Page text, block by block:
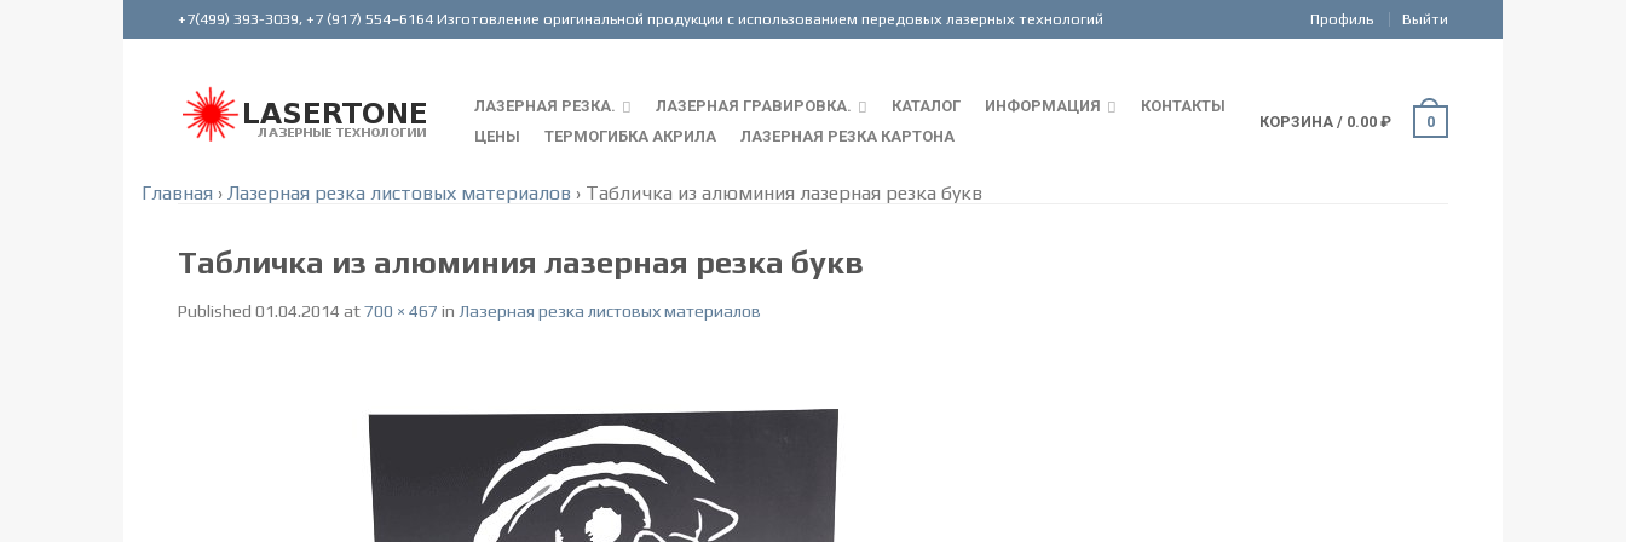
Профиль Выйти
ЛАЗЕРНАЯ РЕЗКА. ЛАЗЕРНАЯ ГРАВИРОВКА. КАТАЛОГ ИНФОРМАЦИЯ
КОНТАКТЫ
ЦЕНЫ
ТЕРМОГИБКА АКРИЛА ЛАЗЕРНАЯ РЕЗКА КАРТОНА
КОРЗИНА / 0.00 ₽ 0
Главная › Лазерная резка листовых материалов › Табличка из алюминия лазерная резка букв
Табличка из алюминия лазерная резка букв
Published 01.04.2014 at700 × 467 in Лазерная резка листовых материалов